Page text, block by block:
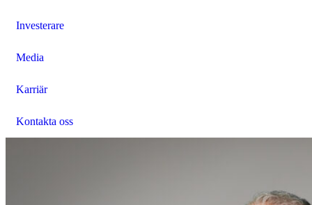
Investerare
Media
Karriär
Kontakta oss